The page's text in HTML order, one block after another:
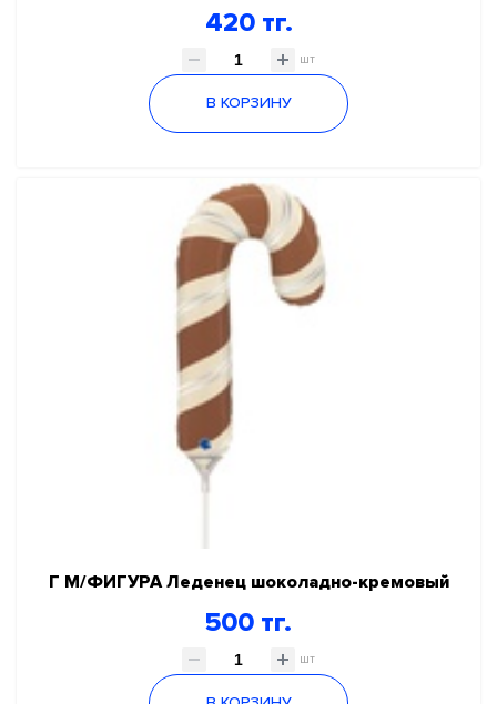
420 тг.
шт
В КОРЗИНУ
Г М/ФИГУРА Леденец шоколадно-кремовый
500 тг.
шт